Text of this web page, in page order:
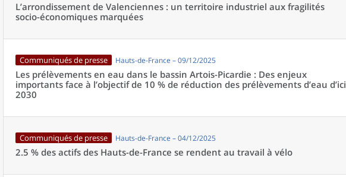
L’arrondissement de Valenciennes : un territoire industriel aux fragilités
socio-économiques marquées
Communiqués de presse Hauts-de-France – 09/12/2025
Les prélèvements en eau dans le bassin Artois-Picardie : Des enjeux
importants face à l’objectif de 10 % de réduction des prélèvements d’eau d’ici
2030
Communiqués de presse Hauts-de-France – 04/12/2025
2.5 % des actifs des Hauts-de-France se rendent au travail à vélo